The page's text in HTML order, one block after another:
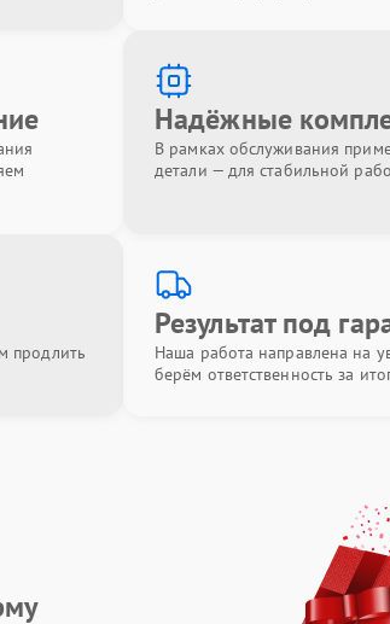
Надёжные
В рамках обслуживания
детали — для стабильной
продлить
Результат под
Наша работа направлена на
берём ответственность за